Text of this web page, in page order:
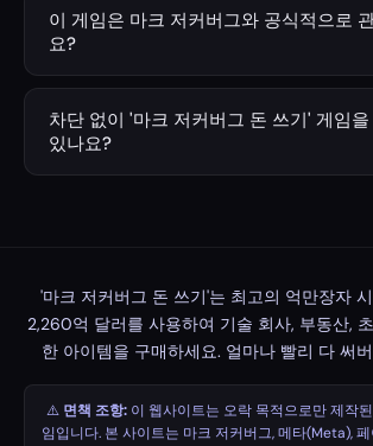
을 누른 후 구매하고 싶은 상품의 Buy 버튼
니다. 저커버그의 재산이 줄어드는 모습을 확
두 써버릴 수 있는지 도전해 보세요!
이 게임은 마크 저커버그와 공식적으로
요?
아니요. 이 게임은 오직 재미를 위해 제작된
드 게임입니다. 마크 저커버그, 메타(Meta),
(Facebook), 또는 관련된 어떠한 기관이나
차단 없이 '마크 저커버그 돈 쓰기' 게임
있나요?
'마크 저커버그 돈 쓰기'는 최고의 억만장자
2,260억 달러를 사용하여 기술 회사, 부동산,
한 아이템을 구매하세요. 얼마나 빨리 다 써
⚠️ 면책 조항:이 웹사이트는 오락 목적으로만 제작
임입니다. 본 사이트는 마크 저커버그, 메타(Meta),